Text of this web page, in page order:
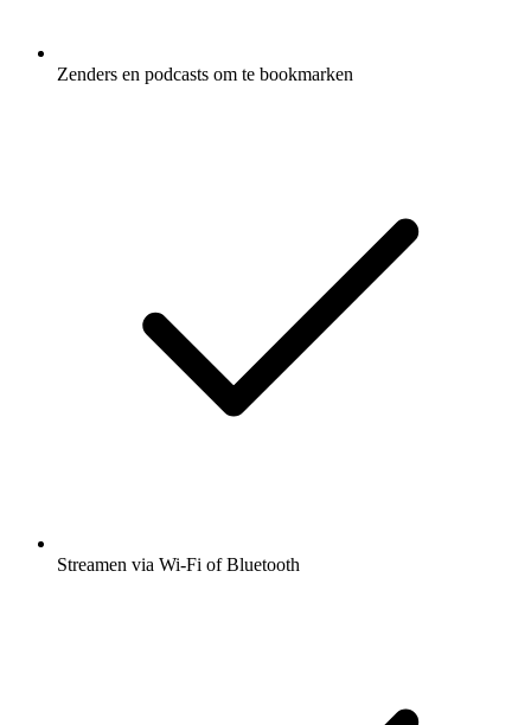
Zenders en podcasts om te bookmarken
Streamen via Wi-Fi of Bluetooth